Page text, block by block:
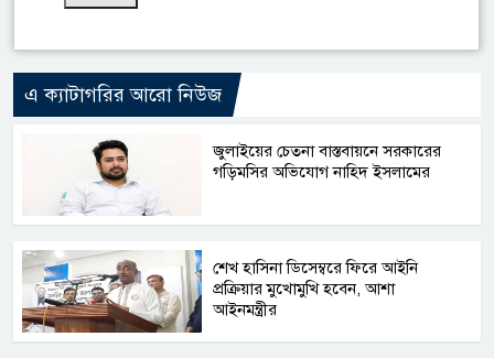
এ ক্যাটাগরির আরো নিউজ
জুলাইয়ের চেতনা বাস্তবায়নে সরকারের
গড়িমসির অভিযোগ নাহিদ ইসলামের
শেখ হাসিনা ডিসেম্বরে ফিরে আইনি
প্রক্রিয়ার মুখোমুখি হবেন, আশা
আইনমন্ত্রীর